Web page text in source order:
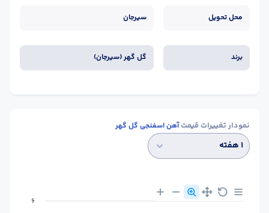
محل تحویل سیرجان
برند گل گهر (سیرجان)
نمودار تغییرات قیمت آهن اسفنجی گل گهر
۱ هفته
6